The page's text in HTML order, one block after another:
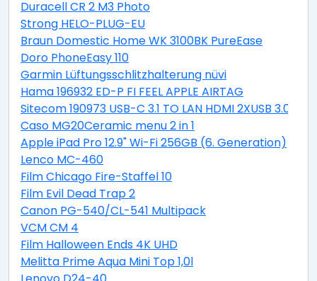
Duracell CR 2 M3 Photo
Strong HELO-PLUG-EU
Braun Domestic Home WK 3100BK PureEase
Doro PhoneEasy 110
Garmin Lüftungsschlitzhalterung nüvi
Hama 196932 ED-P FI FEEL APPLE AIRTAG
Sitecom 190973 USB-C 3.1 TO LAN HDMI 2XUSB 3.0 PD
Caso MG20Ceramic menu 2 in 1
Apple iPad Pro 12.9" Wi-Fi 256GB (6. Generation)
Lenco MC-460
Film Chicago Fire-Staffel 10
Film Evil Dead Trap 2
Canon PG-540/CL-541 Multipack
VCM CM 4
Film Halloween Ends 4K UHD
Melitta Prime Aqua Mini Top 1,0l